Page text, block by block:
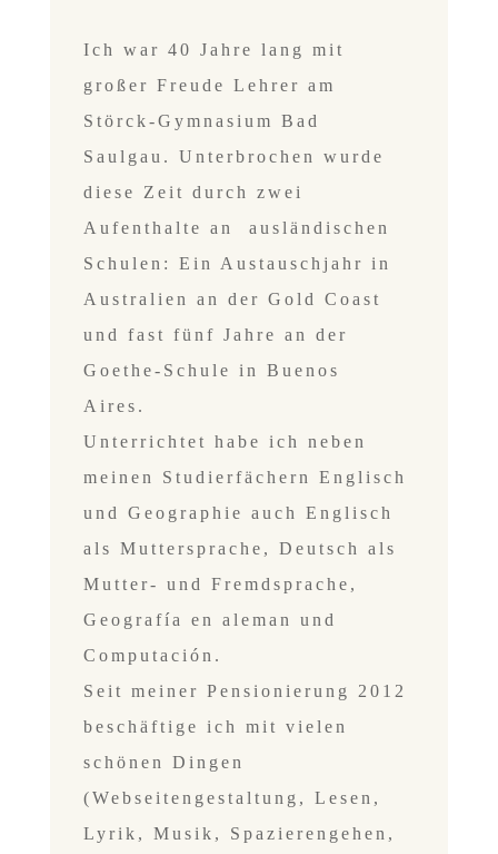
Ich war 40 Jahre lang mit
großer Freude Lehrer am
Störck-Gymnasium Bad
Saulgau. Unterbrochen wurde
diese Zeit durch zwei
Aufenthalte an
ausländischen
Schulen: Ein Austauschjahr in
Australien an der Gold Coast
und fast fünf Jahre an der
Goethe-Schule in Buenos
Aires.
Unterrichtet habe ich neben
meinen Studierfächern Englisch
und Geographie auch Englisch
als Muttersprache, Deutsch als
Mutter- und Fremdsprache,
Geografía en aleman und
Computación.
Seit meiner Pensionierung 2012
beschäftige ich mit vielen
schönen Dingen
(Webseitengestaltung, Lesen,
Lyrik, Musik, Spazierengehen,